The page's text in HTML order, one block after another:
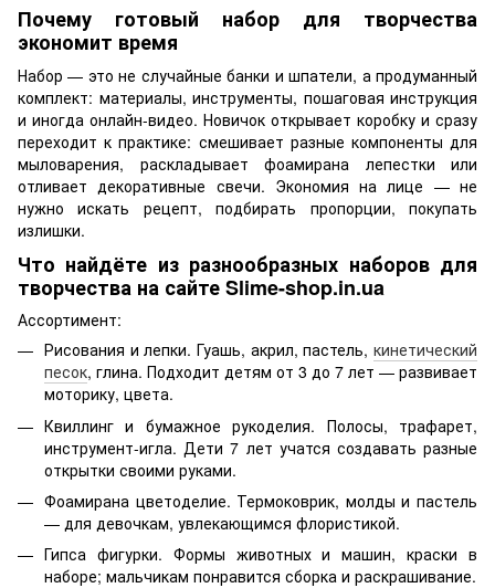
Почему готовый набор для творчества
экономит время
Набор — это не случайные банки и шпатели, а продуманный
комплект: материалы, инструменты, пошаговая инструкция
и иногда онлайн-видео. Новичок открывает коробку и сразу
переходит к практике: смешивает разные компоненты для
мыловарения, раскладывает фоамирана лепестки или
отливает декоративные свечи. Экономия на лице — не
нужно искать рецепт, подбирать пропорции, покупать
излишки.
Что найдёте из разнообразных наборов для
творчества на сайте Slime-shop.in.ua
Ассортимент:
Рисования и лепки. Гуашь, акрил, пастель, кинетический
песок, глина. Подходит детям от 3 до 7 лет — развивает
моторику, цвета.
Квиллинг и бумажное рукоделия. Полосы, трафарет,
инструмент-игла. Дети 7 лет учатся создавать разные
открытки своими руками.
Фоамирана цветоделие. Термоковрик, молды и пастель
— для девочкам, увлекающимся флористикой.
Гипса фигурки. Формы животных и машин, краски в
наборе; мальчикам понравится сборка и раскрашивание.